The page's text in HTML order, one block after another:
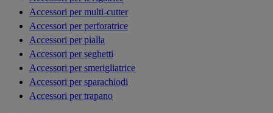
Accessori per multi-cutter
Accessori per perforatrice
Accessori per pialla
Accessori per seghetti
Accessori per smerigliatrice
Accessori per sparachiodi
Accessori per trapano